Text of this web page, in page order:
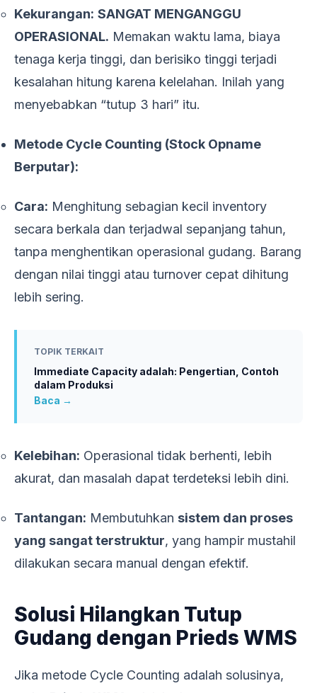
Kekurangan: SANGAT MENGANGGU
OPERASIONAL. Memakan waktu lama, biaya
tenaga kerja tinggi, dan berisiko tinggi terjadi
kesalahan hitung karena kelelahan. Inilah yang
menyebabkan “tutup 3 hari” itu.
Metode Cycle Counting (Stock Opname
Berputar):
Cara: Menghitung sebagian kecil inventory
secara berkala dan terjadwal sepanjang tahun,
tanpa menghentikan operasional gudang. Barang
dengan nilai tinggi atau turnover cepat dihitung
lebih sering.
TOPIK TERKAIT
Immediate Capacity adalah: Pengertian, Contoh
dalam Produksi
Baca →
Kelebihan: Operasional tidak berhenti, lebih
akurat, dan masalah dapat terdeteksi lebih dini.
Tantangan: Membutuhkan sistem dan proses
yang sangat terstruktur, yang hampir mustahil
dilakukan secara manual dengan efektif.
Solusi Hilangkan Tutup
Gudang dengan Prieds WMS
Jika metode Cycle Counting adalah solusinya,